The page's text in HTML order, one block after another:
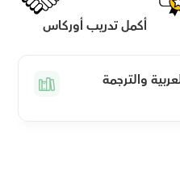
أكمل تدريب أوركاس
والترجمة